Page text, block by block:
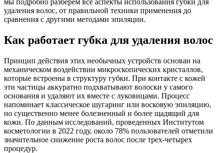
удаления волос, от правильной техники применения до
сравнения с другими методами эпиляции.
Как работает губка для удаления волос
Принцип действия этих необычных устройств основан на
механическом воздействии микроскопических кристаллов,
которые встроены в структуру губки. При контакте с кожей
эти частицы аккуратно подхватывают волоски у самого
основания и удаляют их вместе с луковицами. Процесс
напоминает классическое шугаринг или восковую эпиляцию,
но существенно менее болезненный и более щадящий для
кожи. По данным исследований, проведенных Институтом
косметологии в 2022 году, около 78% пользователей отметили
значительное снижение роста волос после трех-четырех
процедур.